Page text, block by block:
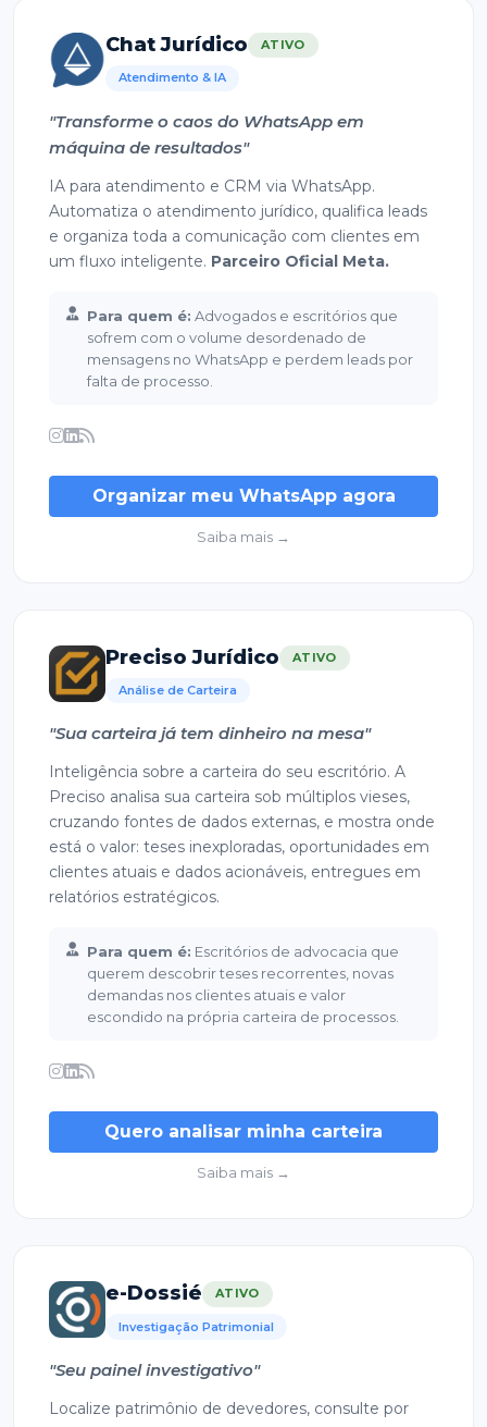
Chat Jurídico ATIVO
Atendimento & IA
"Transforme o caos do WhatsApp em
máquina de resultados"
IA para atendimento e CRM via WhatsApp.
Automatiza o atendimento jurídico, qualifica leads
e organiza toda a comunicação com clientes em
um fluxo inteligente. Parceiro Oficial Meta.
Para quem é: Advogados e escritórios que
sofrem com o volume desordenado de
mensagens no WhatsApp e perdem leads por
falta de processo.
Organizar meu WhatsApp agora
Saiba mais →
Preciso Jurídico ATIVO
Análise de Carteira
"Sua carteira já tem dinheiro na mesa"
Inteligência sobre a carteira do seu escritório. A
Preciso analisa sua carteira sob múltiplos vieses,
cruzando fontes de dados externas, e mostra onde
está o valor: teses inexploradas, oportunidades em
clientes atuais e dados acionáveis, entregues em
relatórios estratégicos.
Para quem é: Escritórios de advocacia que
querem descobrir teses recorrentes, novas
demandas nos clientes atuais e valor
escondido na própria carteira de processos.
Quero analisar minha carteira
Saiba mais →
e-Dossié ATIVO
Investigação Patrimonial
"Seu painel investigativo"
Localize patrimônio de devedores, consulte por